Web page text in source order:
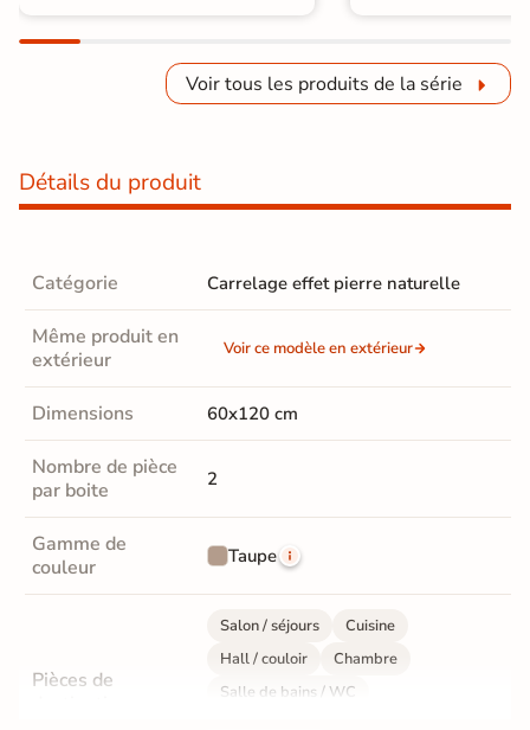
Voir tous les produits de la série
Détails du produit
Catégorie Carrelage effet pierre naturelle
Même produit en
extérieur
Voir ce modèle en extérieur
Dimensions 60x120 cm
Nombre de pièce
par boite
2
Gamme de
couleur
Taupe
Pièces de
Salon / séjours
Cuisine
Hall / couloir
Chambre
Salle de bains / WC